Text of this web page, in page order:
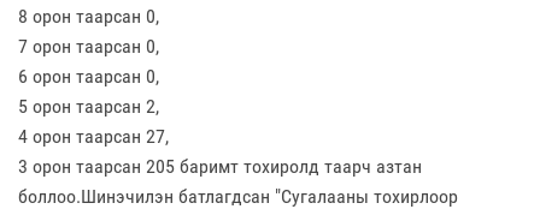
8 орон таарсан 0,
7 орон таарсан 0,
6 орон таарсан 0,
5 орон таарсан 2,
4 орон таарсан 27,
3 орон таарсан 205 баримт тохиролд таарч азтан
боллоо.Шинэчилэн батлагдсан "Сугалааны тохирлоор